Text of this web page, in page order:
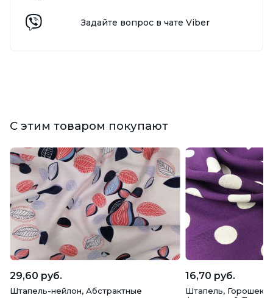
Задайте вопрос в чате Viber
С этим товаром покупают
29,60 руб.
Штапель-нейлон, Абстрактные
16,70 руб.
Штапель, Горошек